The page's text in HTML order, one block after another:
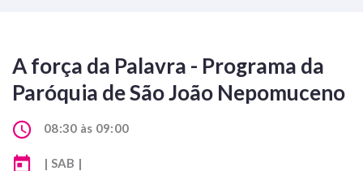
A força da Palavra - Programa da
Paróquia de São João Nepomuceno
08:30 às 09:00
| SAB |